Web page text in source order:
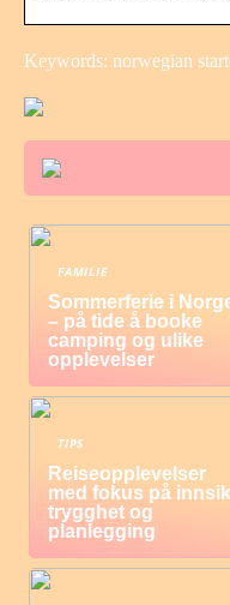
Keywords: norwegian
FAMILIE
Sommerferie i
– på tide å booke
camping og ulike
opplevelser
TIPS
Reiseopplevelser
med fokus på
trygghet og
planlegging